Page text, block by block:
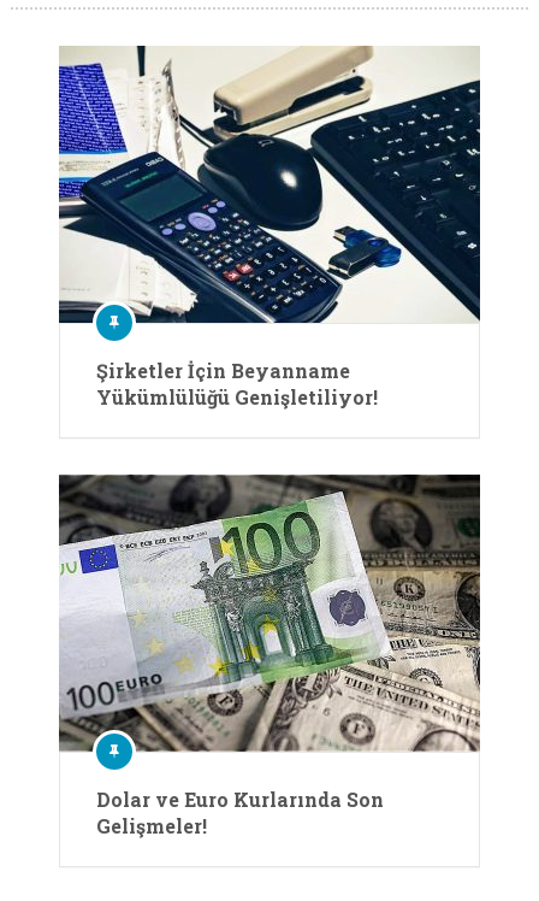
Şirketler İçin Beyanname
Yükümlülüğü Genişletiliyor!
Dolar ve Euro Kurlarında Son
Gelişmeler!